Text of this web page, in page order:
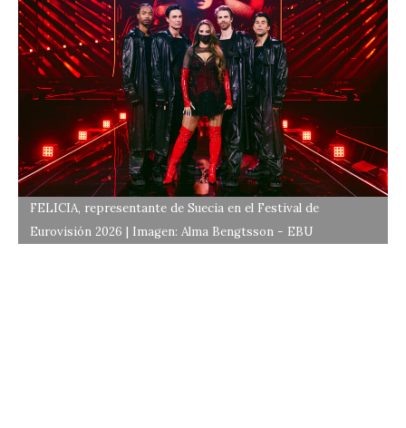
FELICIA, representante de Suecia en el Festival de
Eurovisión 2026 | Imagen: Alma Bengtsson - EBU